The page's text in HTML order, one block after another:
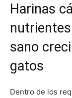
Harinas
sano
gatos
Dentro de los